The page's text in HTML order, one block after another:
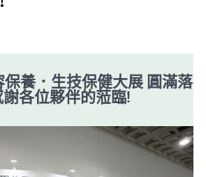
養．生技保健大展 圓滿落
謝各位夥伴的蒞臨!